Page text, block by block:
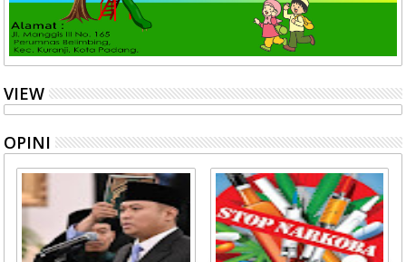
VIEW
OPINI